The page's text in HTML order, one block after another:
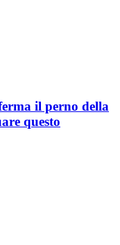
il perno della
questo